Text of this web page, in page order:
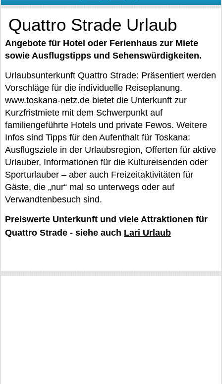
Quattro Strade Urlaub
Angebote für Hotel oder Ferienhaus zur Miete
sowie Ausflugstipps und Sehenswürdigkeiten.
Urlaubsunterkunft Quattro Strade: Präsentiert werden
Vorschläge für die individuelle Reiseplanung.
www.toskana-netz.de bietet die Unterkunft zur
Kurzfristmiete mit dem Schwerpunkt auf
familiengeführte Hotels und private Fewos. Weitere
Infos sind Tipps für den Aufenthalt für Toskana:
Ausflugsziele in der Urlaubsregion, Offerten für aktive
Urlauber, Informationen für die Kultureisenden oder
Sporturlauber – aber auch Freizeitaktivitäten für
Gäste, die „nur“ mal so unterwegs oder auf
Verwandtenbesuch sind.
Preiswerte Unterkunft und viele Attraktionen für
Quattro Strade - siehe auch Lari Urlaub